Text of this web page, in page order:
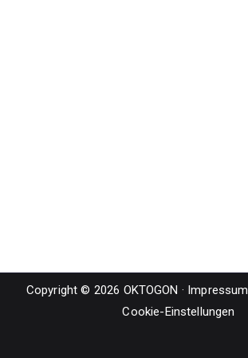
Copyright © 2026 OKTOGON · Impressum
Cookie-Einstellungen